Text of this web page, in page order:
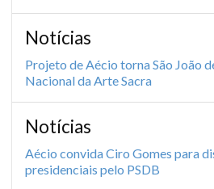
Notícias
Projeto de Aécio torna São João
Nacional da Arte Sacra
Notícias
Aécio convida Ciro Gomes para
presidenciais pelo PSDB